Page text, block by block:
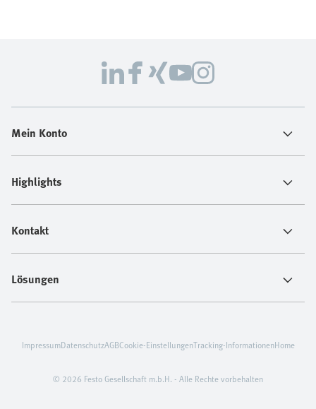
Mein Konto
Highlights
Kontakt
Lösungen
© 2026 Festo Gesellschaft m.b.H. - Alle Rechte vorbehalten
ImpressumDatenschutzAGBCookie-EinstellungenTracking-InformationenHome